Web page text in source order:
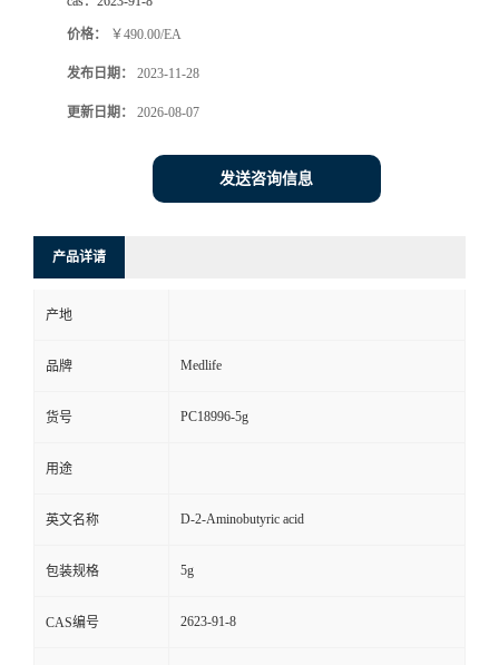
价格： ￥490.00/EA
发布日期： 2023-11-28
更新日期： 2026-08-07
发送咨询信息
产品详请
产地
品牌 Medlife
货号 PC18996-5g
用途
英文名称 D-2-Aminobutyric acid
包装规格 5g
CAS编号 2623-91-8